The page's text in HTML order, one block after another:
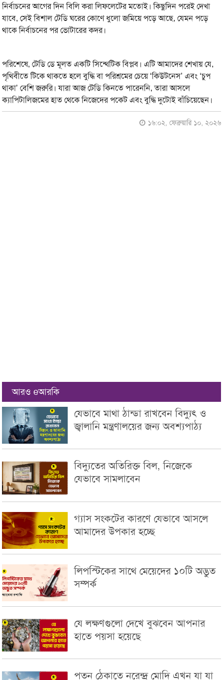
নির্বাচনের আগের দিন বিলি করা লিফলেটের মতোই। কিছুদিন পরেই দেখা
যাবে, সেই বিশাল টেডি ঘরের কোণে ধুলো জমিয়ে পড়ে আছে, যেমন পড়ে
থাকে নির্বাচনের পর ভোটারের কদর।
পরিশেষে, টেডি ডে মূলত একটি সিন্থেটিক বিপ্লব। এটি আমাদের শেখায় যে,
পৃথিবীতে টিকে থাকতে হলে বুদ্ধি বা পরিশ্রমের চেয়ে ‘কিউটনেস’ এবং ‘চুপ
থাকা’ বেশি জরুরি। যারা আজ টেডি কিনতে পারেননি, তারা আসলে
ক্যাপিটালিজমের হাত থেকে নিজেদের পকেট এবং বুদ্ধি দুটোই বাঁচিয়েছেন।
১৬:০২, ফেব্রুয়ারি ১০, ২০২৬
আরও eআরকি
যেভাবে মাথা ঠান্ডা রাখবেন বিদ্যুৎ ও
জ্বালানি মন্ত্রণালয়ের জন্য অবশ্যপাঠ্য
বিদ্যুতের অতিরিক্ত বিল, নিজেকে
যেভাবে সামলাবেন
গ্যাস সংকটের কারণে যেভাবে আসলে
আমাদের উপকার হচ্ছে
লিপস্টিকের সাথে মেয়েদের ১০টি অদ্ভুত
সম্পর্ক
যে লক্ষণগুলো দেখে বুঝবেন আপনার
হাতে পয়সা হয়েছে
পতন ঠেকাতে নরেন্দ্র মোদি এখন যা যা